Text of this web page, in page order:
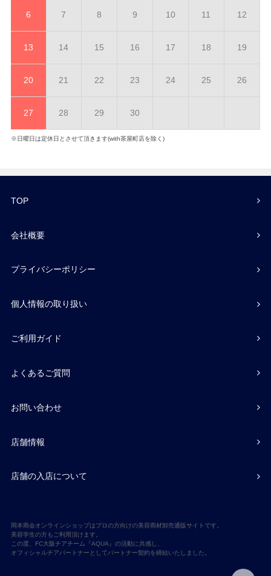
6 7 8 9 10 11 12
13 14 15 16 17 18 19
20 21 22 23 24 25 26
27 28 29 30
※日曜日は定休日とさせて頂きます(with茶屋町店を除く)
TOP
会社概要
プライバシーポリシー
個人情報の取り扱い
ご利用ガイド
よくあるご質問
お問い合わせ
店舗情報
店舗の入店について
岡本商会オンラインショップはプロの方向けの美容商材卸売通販サイトです。
美容学生の方もご利用頂けます。
この度、FC大阪チアチーム『AQUA』の活動に共感し、
オフィシャルチアパートナーとしてパートナー契約を締結いたしました。